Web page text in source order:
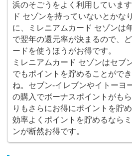
浜のそごうをよく利用していま
ド セゾンを持っていないとかな
に、ミレニアムカード セゾンは
で翌年の還元率が決まるので、
ードを使うほうがお得です。
ミレニアムカード セゾンはセブ
でもポイントを貯めることがで
ね。セブン-イレブンやイトーヨ
の購入でボーナスポイントがも
りもさらにお得にポイントを貯
効率よくポイントを貯めるなら
ンが断然お得です。